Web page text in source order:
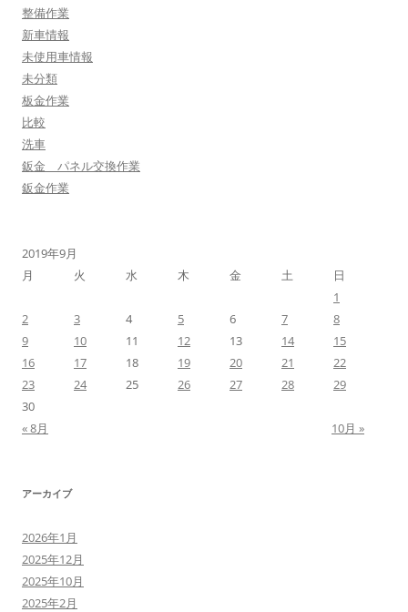
整備作業
新車情報
未使用車情報
未分類
板金作業
比較
洗車
鈑金 パネル交換作業
鈑金作業
2019年9月
月
火 水 木 金 土
日
1
2
3 4 5 6 7
8
9
10 11 12 13 14
15
16
17 18 19 20 21
22
23
24 25 26 27 28
29
30
« 8月
10月 »
アーカイブ
2026年1月
2025年12月
2025年10月
2025年2月